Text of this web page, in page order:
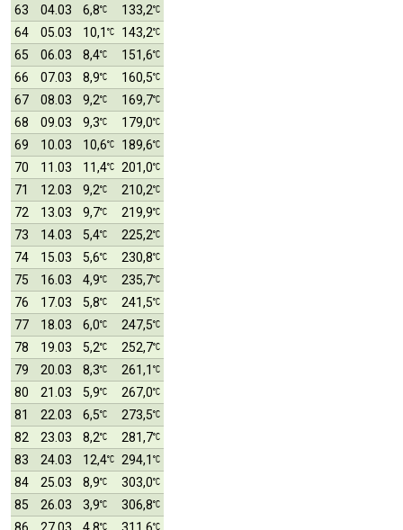
63
04.03 6,8
133,2
64
05.03 10,1
143,2
65
06.03 8,4
151,6
66
07.03 8,9
160,5
67
08.03 9,2
169,7
68
09.03 9,3
179,0
69
10.03 10,6
189,6
70
11.03 11,4
201,0
71
12.03 9,2
210,2
72
13.03 9,7
219,9
73
14.03 5,4
225,2
74
15.03 5,6
230,8
75
16.03 4,9
235,7
76
17.03 5,8
241,5
77
18.03 6,0
247,5
78
19.03 5,2
252,7
79
20.03 8,3
261,1
80
21.03 5,9
267,0
81
22.03 6,5
273,5
82
23.03 8,2
281,7
83
24.03 12,4
294,1
84
25.03 8,9
303,0
85
26.03 3,9
306,8